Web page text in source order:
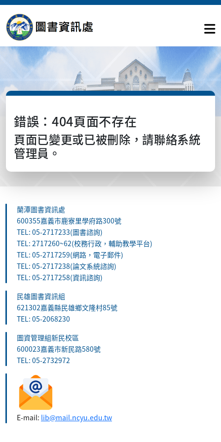
錯誤：404頁面不存在
頁面已變更或已被刪除，請聯絡系統
管理員。
蘭潭圖書資訊處
600355嘉義市鹿寮里學府路300號
TEL: 05-2717233(圖書諮詢)
TEL: 2717260~62(校務行政，輔助教學平台)
TEL: 05-2717259(網路，電子郵件)
TEL: 05-2717238(論文系統諮詢)
TEL: 05-2717258(資訊諮詢)
民雄圖書資訊組
621302嘉義縣民雄鄉文隆村85號
TEL: 05-2068230
圖資管理組新民校區
600023嘉義市新民路580號
TEL: 05-2732972
E-mail: lib@mail.ncyu.edu.tw